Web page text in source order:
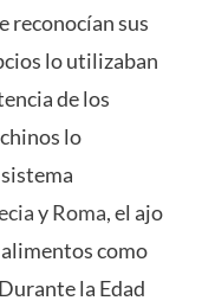
reconocían sus
lo utilizaban
de los
lo
yRoma, el ajo
como
la Edad